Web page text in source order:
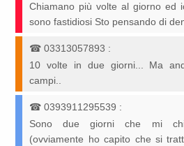
Chiamano più volte al giorno ed
sono fastidiosi Sto pensando di
☎03313057893 :
10 volte in due giorni... Ma
campi..
☎0393911295539 :
Sono due giorni che mi
(ovviamente ho capito che si